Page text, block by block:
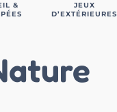
&
JEUX
D’EXTÉRIEURES